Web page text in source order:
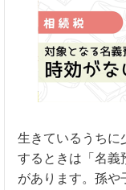
生きているうちに
するときは「名義
があります。孫や